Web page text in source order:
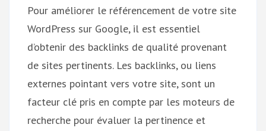
Pour améliorer le référencement de votre site
WordPress sur Google, il est essentiel
d’obtenir des backlinks de qualité provenant
de sites pertinents. Les backlinks, ou liens
externes pointant vers votre site, sont un
facteur clé pris en compte par les moteurs de
recherche pour évaluer la pertinence et